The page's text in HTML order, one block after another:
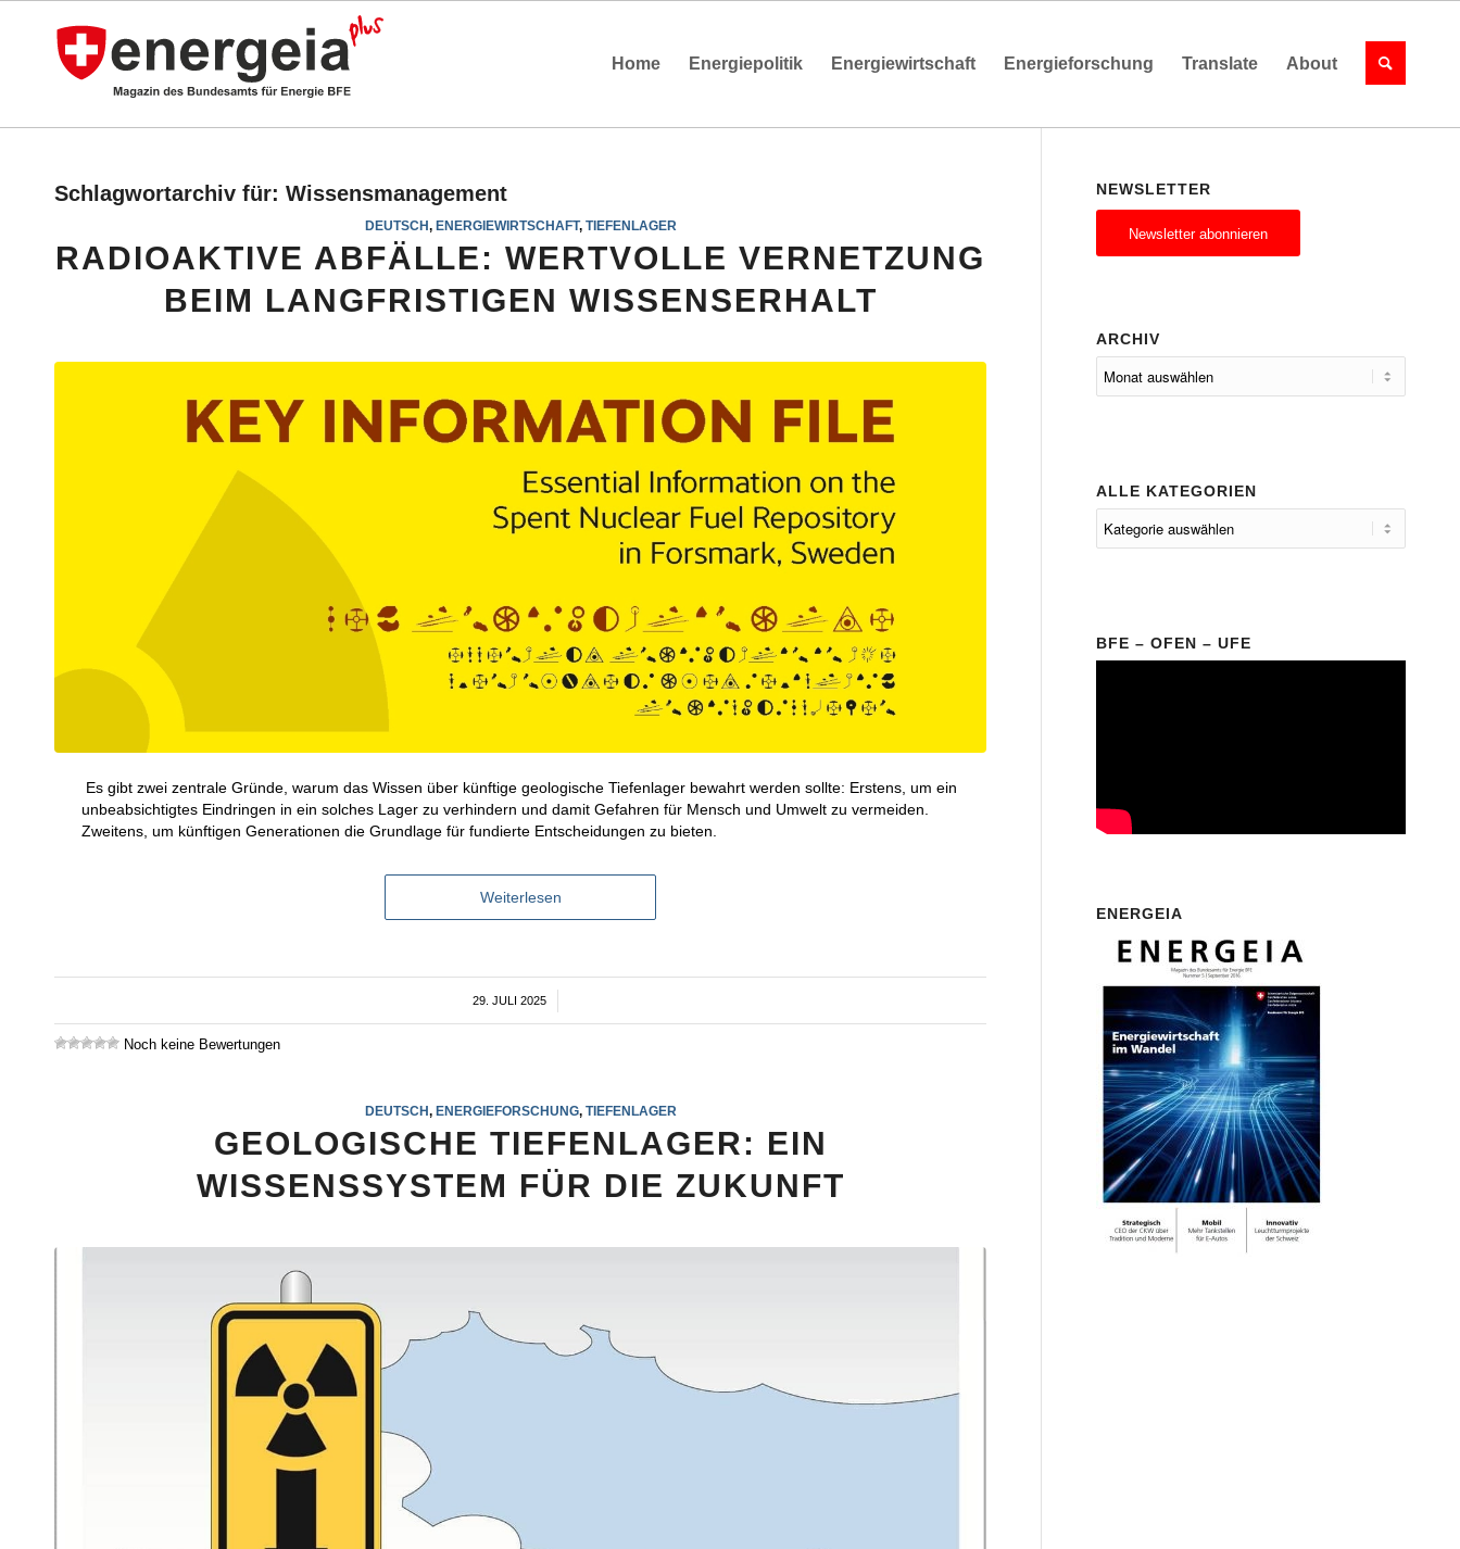
Home Energiepolitik Energiewirtschaft Energieforschung Translate About
Schlagwortarchiv für: Wissensmanagement
DEUTSCH, ENERGIEWIRTSCHAFT, TIEFENLAGER
RADIOAKTIVE ABFÄLLE: WERTVOLLE VERNETZUNG
BEIM LANGFRISTIGEN WISSENSERHALT
Es gibt zwei zentrale Gründe, warum das Wissen über künftige geologische Tiefenlager bewahrt werden sollte: Erstens, um ein
unbeabsichtigtes Eindringen in ein solches Lager zu verhindern und damit Gefahren für Mensch und Umwelt zu vermeiden.
Zweitens, um künftigen Generationen die Grundlage für fundierte Entscheidungen zu bieten.
Weiterlesen
29. JULI 2025
Noch keine Bewertungen
DEUTSCH, ENERGIEFORSCHUNG, TIEFENLAGER
GEOLOGISCHE TIEFENLAGER: EIN
WISSENSSYSTEM FÜR DIE ZUKUNFT
NEWSLETTER
Newsletter abonnieren
ARCHIV
ALLE KATEGORIEN
BFE – OFEN – UFE
ENERGEIA